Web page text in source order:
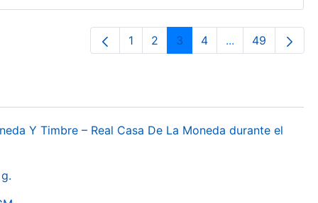
Pàgina
1 Pàgina
2 Pàgina
3 Pàgina
4 ...PàginesPàgina
49
Y Timbre – Real Casa De La Moneda durante el